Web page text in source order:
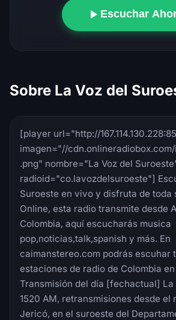
Escuchar
Sobre La Voz del
[player url="http://
imagen="//
.png" nombre="La Voz del
radioid="co.lavozdelsuroeste"]
Suroeste en vivo y disfruta de toda
Online, esta radio transmite desde
Colombia, aquí escucharás musica
pop,noticias,talk,spanish y más. En
caimanstereo.com podrás escuhar
estaciones de radio de Colombia
Transmisión del día [fechactual] La
1520 AM, retransmisiones desde el
Jericó, en el suroeste del